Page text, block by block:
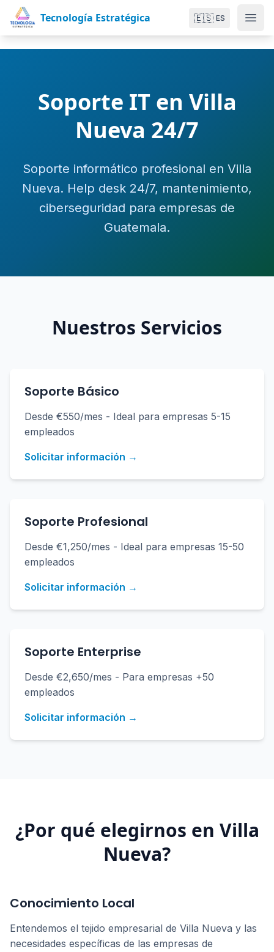
Tecnología Estratégica 🇪🇸 ES
Soporte IT en Villa
Nueva 24/7
Soporte informático profesional en Villa
Nueva. Help desk 24/7, mantenimiento,
ciberseguridad para empresas de
Guatemala.
Nuestros Servicios
Soporte Básico
Desde €550/mes - Ideal para empresas 5-15
empleados
Solicitar información →
Soporte Profesional
Desde €1,250/mes - Ideal para empresas 15-50
empleados
Solicitar información →
Soporte Enterprise
Desde €2,650/mes - Para empresas +50
empleados
Solicitar información →
¿Por qué elegirnos en Villa
Nueva?
Conocimiento Local
Entendemos el tejido empresarial de Villa Nueva y las
necesidades específicas de las empresas de